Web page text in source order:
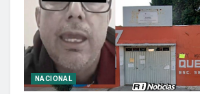
NACIONAL